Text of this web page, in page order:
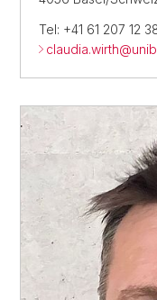
Tel: +41 61 207 12
claudia.wirth@